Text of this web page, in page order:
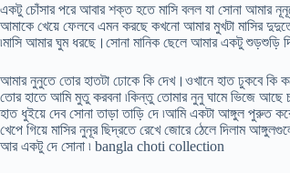
একটু চোঁসার পরে আবার শক্ত হতে মাসি বলল যা সোনা আমার
আমাকে খেয়ে ফেলবে এমন করছে কখনো আমার মুখটা মাসির
৷মাসি আমার ঘুম ধরছে।সোনা মানিক ছেলে আমার একটু
আমার নুনুতে তোর হাতটা ঢোকে কি দেখ।ওখানে হাত ঢুকবে কি
তোর হাতে আমি মুতু করবনা ৷কিন্তু তোমার নুনু ঘামে ভিজে আছে
হাত ধুইয়ে দেব সোনা তাড়া তাড়ি দে ৷আমি একটা আঙ্গুল পুরুত
খেপে গিয়ে মাসির নুনূর ছিদ্রতে রেখে জোরে ঠেলে দিলাম
আর একটু দে সোনা ৷ bangla choti collection